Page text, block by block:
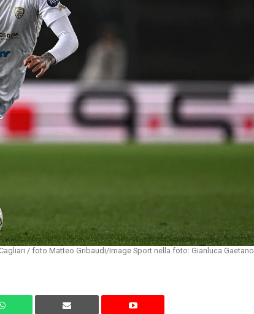
/ foto Matteo Gribaudi/Image Sport nella foto: Gianluca Gaetano